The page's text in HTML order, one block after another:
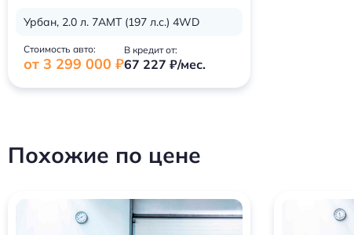
Урбан, 2.0 л. 7AMT (197 л.с.) 4WD
Стоимость авто:
от 3 299 000 ₽
В кредит от:
67 227 ₽/мес.
Похожие по цене